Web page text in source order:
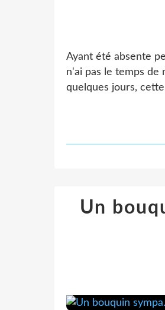
Ayant été absente
n'ai pas le temps de
quelques jours,
Un